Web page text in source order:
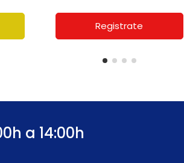
Registrate
a 14:00h